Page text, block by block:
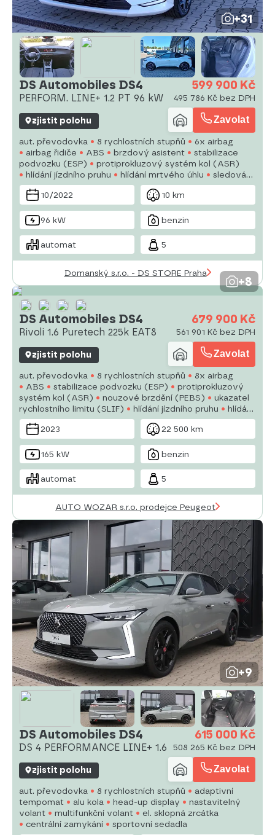
+31
DS Automobiles DS4
PERFORM. LINE+ 1.2 PT 96 kW
599 900 Kč
495 786 Kč bez DPH
zjistit polohu Zavolat
aut. převodovka 8 rychlostních stupňů
6x airbag
airbag řidiče
ABS brzdový asistent
stabilizace
podvozku (ESP)
protiprokluzový systém kol (ASR)
hlídání jízdního pruhu
hlídání mrtvého úhlu
sledování
únavy řidiče
aut. zabrzdění v kopci
posilovač řízení
dvouzónová klimatizace
aut. klimatizace
10/2022 10 km
96 kW benzin
automat 5
Domanský s.r.o. - DS STORE Praha
+8
DS Automobiles DS4
Rivoli 1.6 Puretech 225k EAT8
679 900 Kč
561 901 Kč bez DPH
zjistit polohu Zavolat
aut. převodovka 8 rychlostních stupňů
8x airbag
ABS
stabilizace podvozku (ESP)
protiprokluzový
systém kol (ASR)
nouzové brzdění (PEBS)
ukazatel
rychlostního limitu (SLIF)
hlídání jízdního pruhu
hlídání
mrtvého úhlu
asistent změny jízdního pruhu
aut.
zabrzdění v kopci
posilovač řízení
dvouzónová
klimatizace
aut. klimatizace
2023 22 500 km
165 kW benzin
automat 5
AUTO WOZAR s.r.o. prodejce Peugeot
+9
DS Automobiles DS4
DS 4 PERFORMANCE LINE+ 1.6
615 000 Kč
508 265 Kč bez DPH
zjistit polohu Zavolat
aut. převodovka 8 rychlostních stupňů
adaptivní
tempomat
alu kola head-up display
nastavitelný
volant
multifunkční volant
el. sklopná zrcátka
centrální zamykání
sportovní sedadla